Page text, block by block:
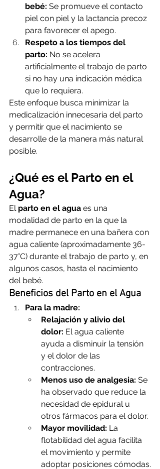
bebé: Se promueve el contacto
piel con piel y la lactancia precoz
para favorecer el apego.
Respeto a los tiempos del
parto: No se acelera
artificialmente el trabajo de parto
si no hay una indicación médica
que lo requiera.
Este enfoque busca minimizar la
medicalización innecesaria del parto
y permitir que el nacimiento se
desarrolle de la manera más natural
posible.
¿Qué es el Parto en el
Agua?
El parto en el agua es una
modalidad de parto en la que la
madre permanece en una bañera con
agua caliente (aproximadamente 36-
37°C) durante el trabajo de parto y, en
algunos casos, hasta el nacimiento
del bebé.
Beneficios del Parto en el Agua
Para la madre:
Relajación y alivio del
dolor: El agua caliente
ayuda a disminuir la tensión
y el dolor de las
contracciones.
Menos uso de analgesia: Se
ha observado que reduce la
necesidad de epidural u
otros fármacos para el dolor.
Mayor movilidad: La
flotabilidad del agua facilita
el movimiento y permite
adoptar posiciones cómodas.